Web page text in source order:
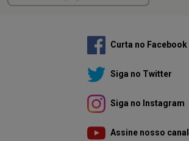
Curta no Facebook
Siga no Twitter
Siga no Instagram
Assine nosso canal